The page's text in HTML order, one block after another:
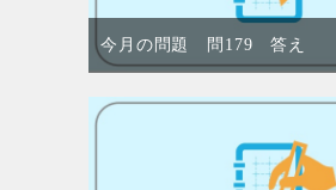
今月の問題 問179 答え